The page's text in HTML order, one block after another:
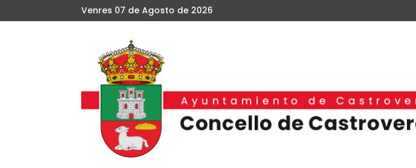
Venres 07 de Agosto de 2026